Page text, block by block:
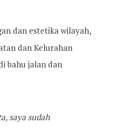
dan estetika wilayah,
dan Kelurahan
bahu jalan dan
saya sudah